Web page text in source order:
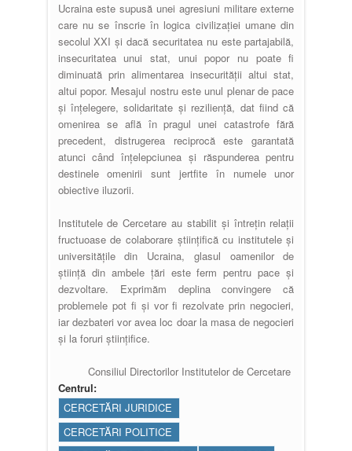
Ucraina este supusă unei agresiuni militare externe
care nu se înscrie în logica civilizației umane din
secolul XXI și dacă securitatea nu este partajabilă,
insecuritatea unui stat, unui popor nu poate fi
diminuată prin alimentarea insecurității altui stat,
altui popor. Mesajul nostru este unul plenar de pace
și înțelegere, solidaritate și reziliență, dat fiind că
omenirea se află în pragul unei catastrofe fără
precedent, distrugerea reciprocă este garantată
atunci când înțelepciunea și răspunderea pentru
destinele omenirii sunt jertfite în numele unor
obiective iluzorii.
Institutele de Cercetare au stabilit și întrețin relații
fructuoase de colaborare științifică cu institutele și
universitățile din Ucraina, glasul oamenilor de
știință din ambele țări este ferm pentru pace și
dezvoltare. Exprimăm deplina convingere că
problemele pot fi și vor fi rezolvate prin negocieri,
iar dezbateri vor avea loc doar la masa de negocieri
și la foruri științifice.
Consiliul Directorilor Institutelor de Cercetare
Centrul:
CERCETĂRI JURIDICE
CERCETĂRI POLITICE